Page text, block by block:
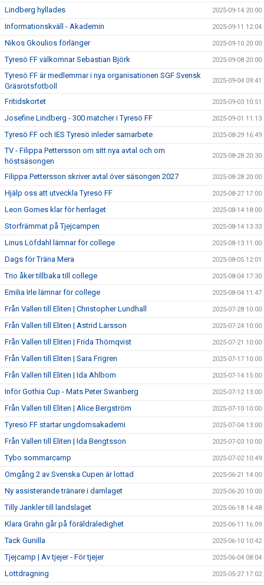
Lindberg hyllades 2025-09-14 20:00
Informationskväll - Akademin 2025-09-11 12:04
Nikos Gkoulios förlänger 2025-09-10 20:00
Tyresö FF välkomnar Sebastian Björk 2025-09-08 20:00
Tyresö FF är medlemmar i nya organisationen SGF Svensk
Gräsrotsfotboll
2025-09-04 09:41
Fritidskortet 2025-09-03 10:51
Josefine Lindberg - 300 matcher i Tyresö FF 2025-09-01 11:13
Tyresö FF och IES Tyresö inleder samarbete 2025-08-29 16:49
TV - Filippa Pettersson om sitt nya avtal och om
höstsäsongen
2025-08-28 20:30
Filippa Pettersson skriver avtal över säsongen 2027 2025-08-28 20:00
Hjälp oss att utveckla Tyresö FF 2025-08-27 17:00
Leon Gomes klar för herrlaget 2025-08-14 18:00
Storfrämmat på Tjejcampen 2025-08-14 13:33
Linus Löfdahl lämnar för college 2025-08-13 11:00
Dags för Träna Mera 2025-08-05 12:01
Trio åker tillbaka till college 2025-08-04 17:30
Emilia Irle lämnar för college 2025-08-04 11:47
Från Vallen till Eliten | Christopher Lundhall 2025-07-28 10:00
Från Vallen till Eliten | Astrid Larsson 2025-07-24 10:00
Från Vallen till Eliten | Frida Thörnqvist 2025-07-21 10:00
Från Vallen till Eliten | Sara Frigren 2025-07-17 10:00
Från Vallen till Eliten | Ida Ahlbom 2025-07-14 15:00
Inför Gothia Cup - Mats Peter Swanberg 2025-07-12 13:00
Från Vallen till Eliten | Alice Bergström 2025-07-10 10:00
Tyresö FF startar ungdomsakademi 2025-07-04 13:00
Från Vallen till Eliten | Ida Bengtsson 2025-07-03 10:00
Tybo sommarcamp 2025-07-02 10:49
Omgång 2 av Svenska Cupen är lottad 2025-06-21 14:00
Ny assisterande tränare i damlaget 2025-06-20 10:00
Tilly Jankler till landslaget 2025-06-18 14:48
Klara Grahn går på föräldraledighet 2025-06-11 16:09
Tack Gunilla 2025-06-10 10:42
Tjejcamp | Av tjejer - För tjejer 2025-06-04 08:04
Lottdragning 2025-05-27 17:02